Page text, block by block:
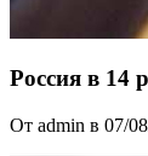
Россия в 14
От admin в 07/